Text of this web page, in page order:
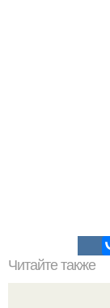
Читайте также